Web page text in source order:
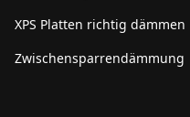
XPS Platten richtig dämmen
Zwischensparrendämmung